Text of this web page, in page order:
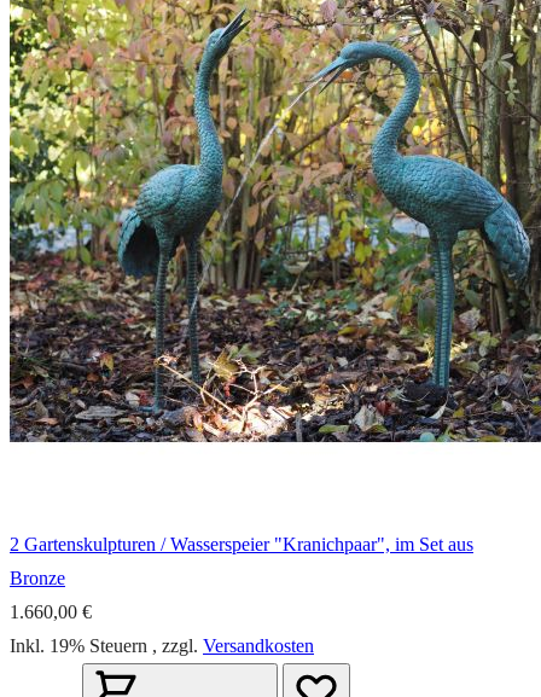
2 Gartenskulpturen / Wasserspeier "Kranichpaar", im Set aus
Bronze
1.660,00 €
Inkl. 19% Steuern , zzgl. Versandkosten